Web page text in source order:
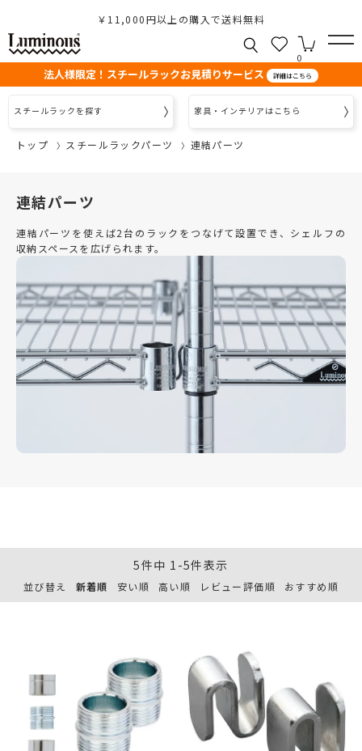
￥11,000円以上の購入で送料無料
0
法人様限定！スチールラックお見積りサービス 詳細はこちら
スチールラックを探す 家具・インテリアはこちら
トップ スチールラックパーツ 連結パーツ
連結パーツ
連結パーツを使えば2台のラックをつなげて設置でき、シェルフの
収納スペースを広げられます。
並び替え 新着順 安い順 高い順 レビュー評価順 おすすめ順
5件中 1 -5件表示